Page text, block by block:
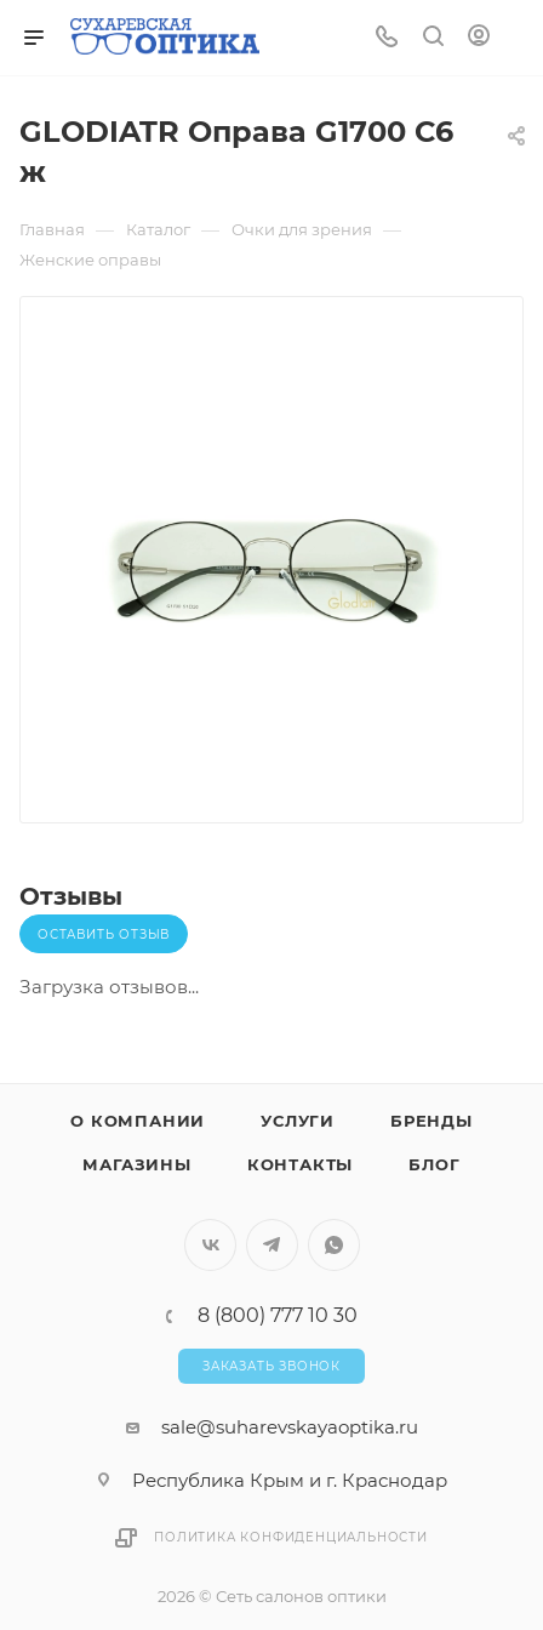
GLODIATR Oправа G1700 С6
ж
Главная — Каталог — Очки для зрения —
Женские оправы
Отзывы
ОСТАВИТЬ ОТЗЫВ
Загрузка отзывов...
О КОМПАНИИ УСЛУГИ БРЕНДЫ
МАГАЗИНЫ КОНТАКТЫ БЛОГ
8 (800) 777 10 30
ЗАКАЗАТЬ ЗВОНОК
sale@suharevskayaoptika.ru
Республика Крым и г. Краснодар
ПОЛИТИКА КОНФИДЕНЦИАЛЬНОСТИ
2026 © Сеть салонов оптики